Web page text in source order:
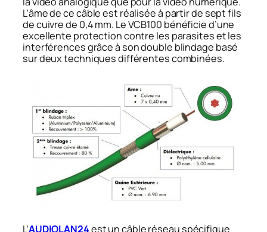
L’âme de ce câble est réalisée à partir de sept fils
de cuivre de 0,4 mm. Le VCB100 bénéficie d’une
excellente protection contre les parasites et les
interférences grâce à son double blindage basé
sur deux techniques différentes combinées.
L’AUDIOLAN24est un câble réseau spécifique